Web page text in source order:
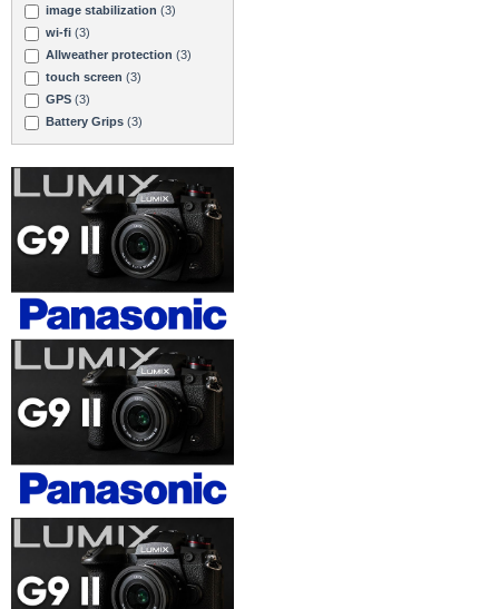
image stabilization (3)
wi-fi (3)
Allweather protection (3)
touch screen (3)
GPS (3)
Battery Grips (3)